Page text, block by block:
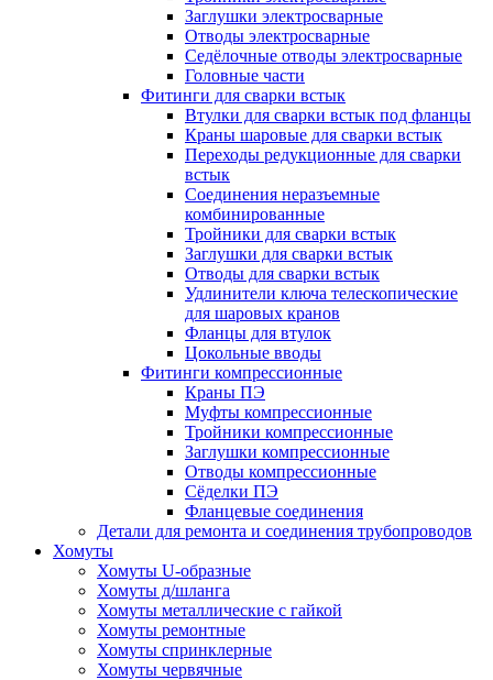
Заглушки электросварные
Отводы электросварные
Седёлочные отводы электросварные
Головные части
Фитинги для сварки встык
Втулки для сварки встык под фланцы
Краны шаровые для сварки встык
Переходы редукционные для сварки
встык
Соединения неразъемные
комбинированные
Тройники для сварки встык
Заглушки для сварки встык
Отводы для сварки встык
Удлинители ключа телескопические
для шаровых кранов
Фланцы для втулок
Цокольные вводы
Фитинги компрессионные
Краны ПЭ
Муфты компрессионные
Тройники компрессионные
Заглушки компрессионные
Отводы компрессионные
Сёделки ПЭ
Фланцевые соединения
Детали для ремонта и соединения трубопроводов
Хомуты
Хомуты U-образные
Хомуты д/шланга
Хомуты металлические с гайкой
Хомуты ремонтные
Хомуты спринклерные
Хомуты червячные